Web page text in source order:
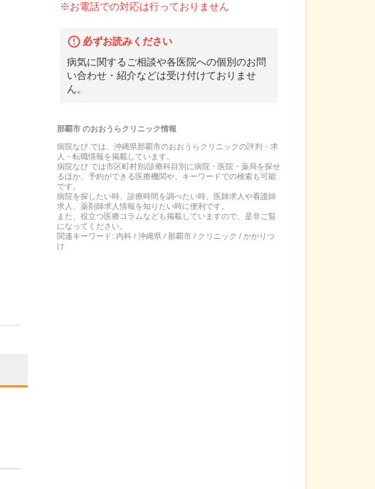
※お電話での対応は行っておりません
必ずお読みください
病気に関するご相談や各医院への個別のお問
い合わせ・紹介などは受け付けておりませ
ん。
那覇市のおおうらクリニック情報
病院なび では、 沖縄県那覇市のおおうらクリニックの評判・求
人・転職情報を掲載しています。
病院なび では市区町村別/診療科目別に病院・医院・薬局を探せ
るほか、予約ができる医療機関や、キーワードでの検索も可能
です。
病院を探したい時、診療時間を調べたい時、医師求人や看護師
求人、薬剤師求人情報を知りたい時に便利です。
また、役立つ医療コラムなども掲載していますので、是非ご覧
になってください。
関連キーワード: 内科 / 沖縄県 / 那覇市 / クリニック / かかりつ
け